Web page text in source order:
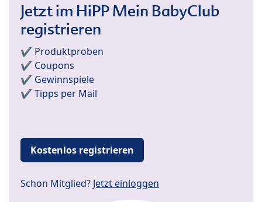
Jetzt im HiPP Mein BabyClub
registrieren
✔️ Produktproben
✔️ Coupons
✔️ Gewinnspiele
✔️ Tipps per Mail
Kostenlos registrieren
Schon Mitglied? Jetzt einloggen